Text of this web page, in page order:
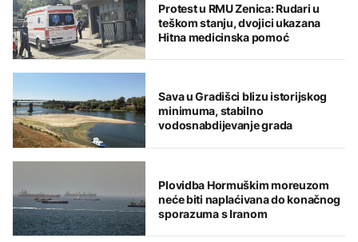
Protest u RMU Zenica: Rudari u
teškom stanju, dvojici ukazana
Hitna medicinska pomoć
Sava u Gradišci blizu istorijskog
minimuma, stabilno
vodosnabdijevanje grada
Plovidba Hormuškim moreuzom
neće biti naplaćivana do konačnog
sporazuma s Iranom